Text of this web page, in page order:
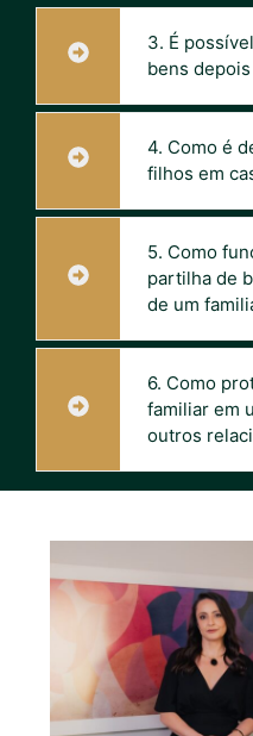
3. É
bens
4. Como é
filhos em
5. Como
partilha de
de um
6. Como
familiar em
outros